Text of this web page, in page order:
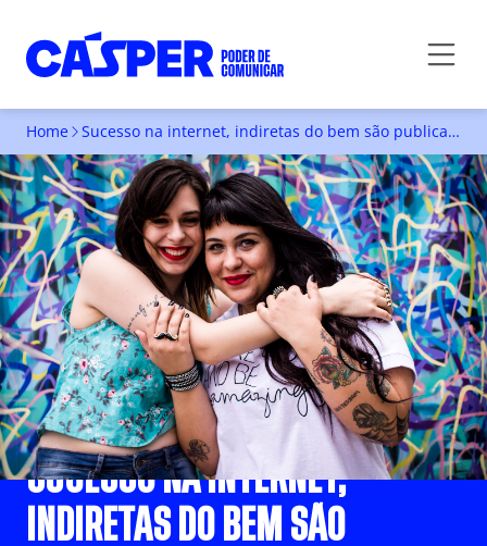
Home Sucesso na internet, indiretas do bem são publicadas em livro
SUCESSO NA INTERNET,
INDIRETAS DO BEM SÃO